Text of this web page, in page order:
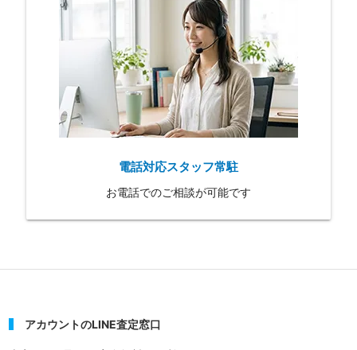
電話対応スタッフ常駐
お電話でのご相談が可能です
アカウントのLINE査定窓口